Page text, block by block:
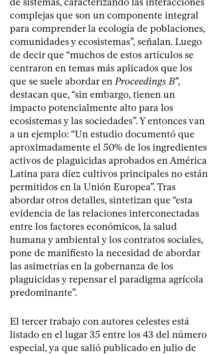
complejas que son un componente integral
para comprender la ecología de poblaciones,
comunidades y ecosistemas”, señalan. Luego
de decir que “muchos de estos artículos se
centraron en temas más aplicados que los
que se suele abordar en Proceedings B”,
destacan que, “sin embargo, tienen un
impacto potencialmente alto para los
ecosistemas y las sociedades”. Y entonces van
a un ejemplo: “Un estudio documentó que
aproximadamente el 50% de los ingredientes
activos de plaguicidas aprobados en América
Latina para diez cultivos principales no están
permitidos en la Unión Europea”. Tras
abordar otros detalles, sintetizan que “esta
evidencia de las relaciones interconectadas
entre los factores económicos, la salud
humana y ambiental y los contratos sociales,
pone de manifiesto la necesidad de abordar
las asimetrías en la gobernanza de los
plaguicidas y repensar el paradigma agrícola
predominante”.
El tercer trabajo con autores celestes está
listado en el lugar 35 entre los 43 del número
especial, ya que salió publicado en julio de